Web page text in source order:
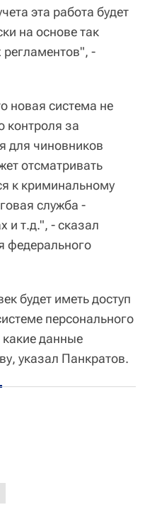
эта работа будет
на основе так
-
новая система не
контроля за
для чиновников
отсматривать
к криминальному
служба -
и т.д.", - сказал
федерального
будет иметь доступ
персонального
какие данные
указал Панкратов.